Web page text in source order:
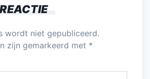
wordt niet gepubliceerd.
zijn gemarkeerd met *